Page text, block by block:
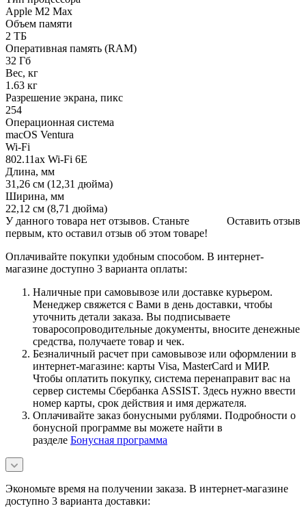
Apple M2 Max
Объем памяти
2 ТБ
Оперативная память (RAM)
32 Гб
Вес, кг
1.63 кг
Разрешение экрана, пикс
254
Операционная система
macOS Ventura
Wi-Fi
802.11ax Wi-Fi 6E
Длина, мм
31,26 см (12,31 дюйма)
Ширина, мм
22,12 см (8,71 дюйма)
Оставить отзыв
У данного товара нет отзывов. Станьте
первым, кто оставил отзыв об этом товаре!
Оплачивайте покупки удобным способом. В интернет-
магазине доступно 3 варианта оплаты:
Наличные при самовывозе или доставке курьером.
Менеджер свяжется с Вами в день доставки, чтобы
уточнить детали заказа. Вы подписываете
товаросопроводительные документы, вносите денежные
средства, получаете товар и чек.
Безналичный расчет при самовывозе или оформлении в
интернет-магазине: карты Visa, MasterCard и МИР.
Чтобы оплатить покупку, система перенаправит вас на
сервер системы Сбербанка ASSIST. Здесь нужно ввести
номер карты, срок действия и имя держателя.
Оплачивайте заказ бонусными рублями. Подробности о
бонусной программе вы можете найти в
разделе Бонусная программа
Экономьте время на получении заказа. В интернет-магазине
доступно 3 варианта доставки: